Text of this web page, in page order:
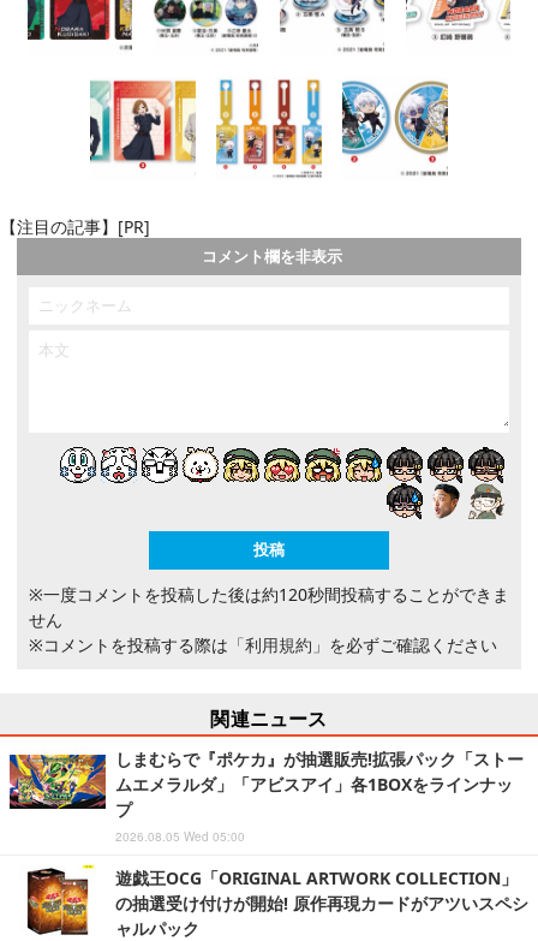
【注目の記事】[PR]
コメント欄を非表示
※一度コメントを投稿した後は約120秒間投稿することができま
せん
※コメントを投稿する際は 「利用規約」 を必ずご確認ください
関連ニュース
しまむらで『ポケカ』が抽選販売!拡張パック「ストー
ムエメラルダ」「アビスアイ」各1BOXをラインナッ
プ
2026.08.05 Wed 05:00
遊戯王OCG「ORIGINAL ARTWORK COLLECTION」
の抽選受け付けが開始! 原作再現カードがアツいスペシ
ャルパック